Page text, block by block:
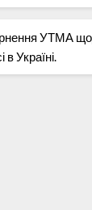
УТМА
в Україні.